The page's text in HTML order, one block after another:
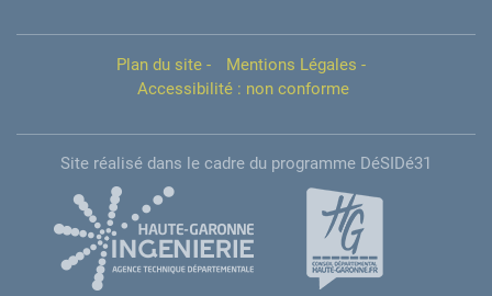
Plan du site - Mentions Légales -
Accessibilité : non conforme
Site réalisé dans le cadre du programme DéSIDé31